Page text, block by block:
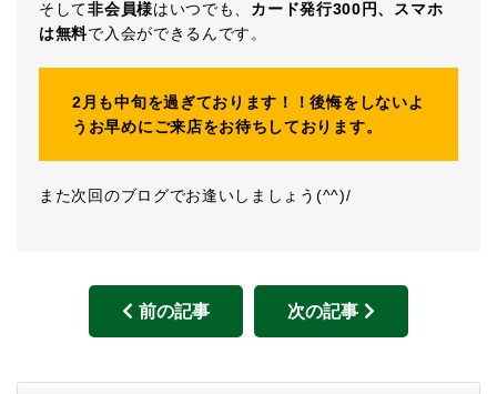
そして非会員様はいつでも、 カード発行300円、スマホ
は無料で入会ができるんです。
2月も中旬を過ぎております！！後悔をしないよ
うお早めにご来店をお待ちしております。
また次回のブログでお逢いしましょう(^^)/
前の記事 次の記事